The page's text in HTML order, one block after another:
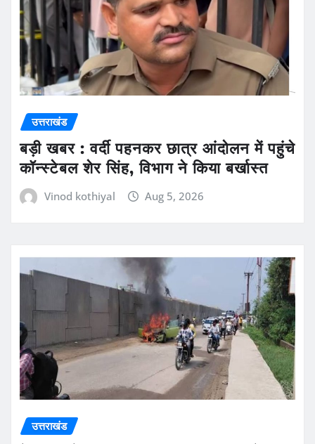
उत्तराखंड
बड़ी खबर : वर्दी पहनकर छात्र आंदोलन में पहुंचे
कॉन्स्टेबल शेर सिंह, विभाग ने किया बर्खास्त
Vinod kothiyal Aug 5, 2026
उत्तराखंड